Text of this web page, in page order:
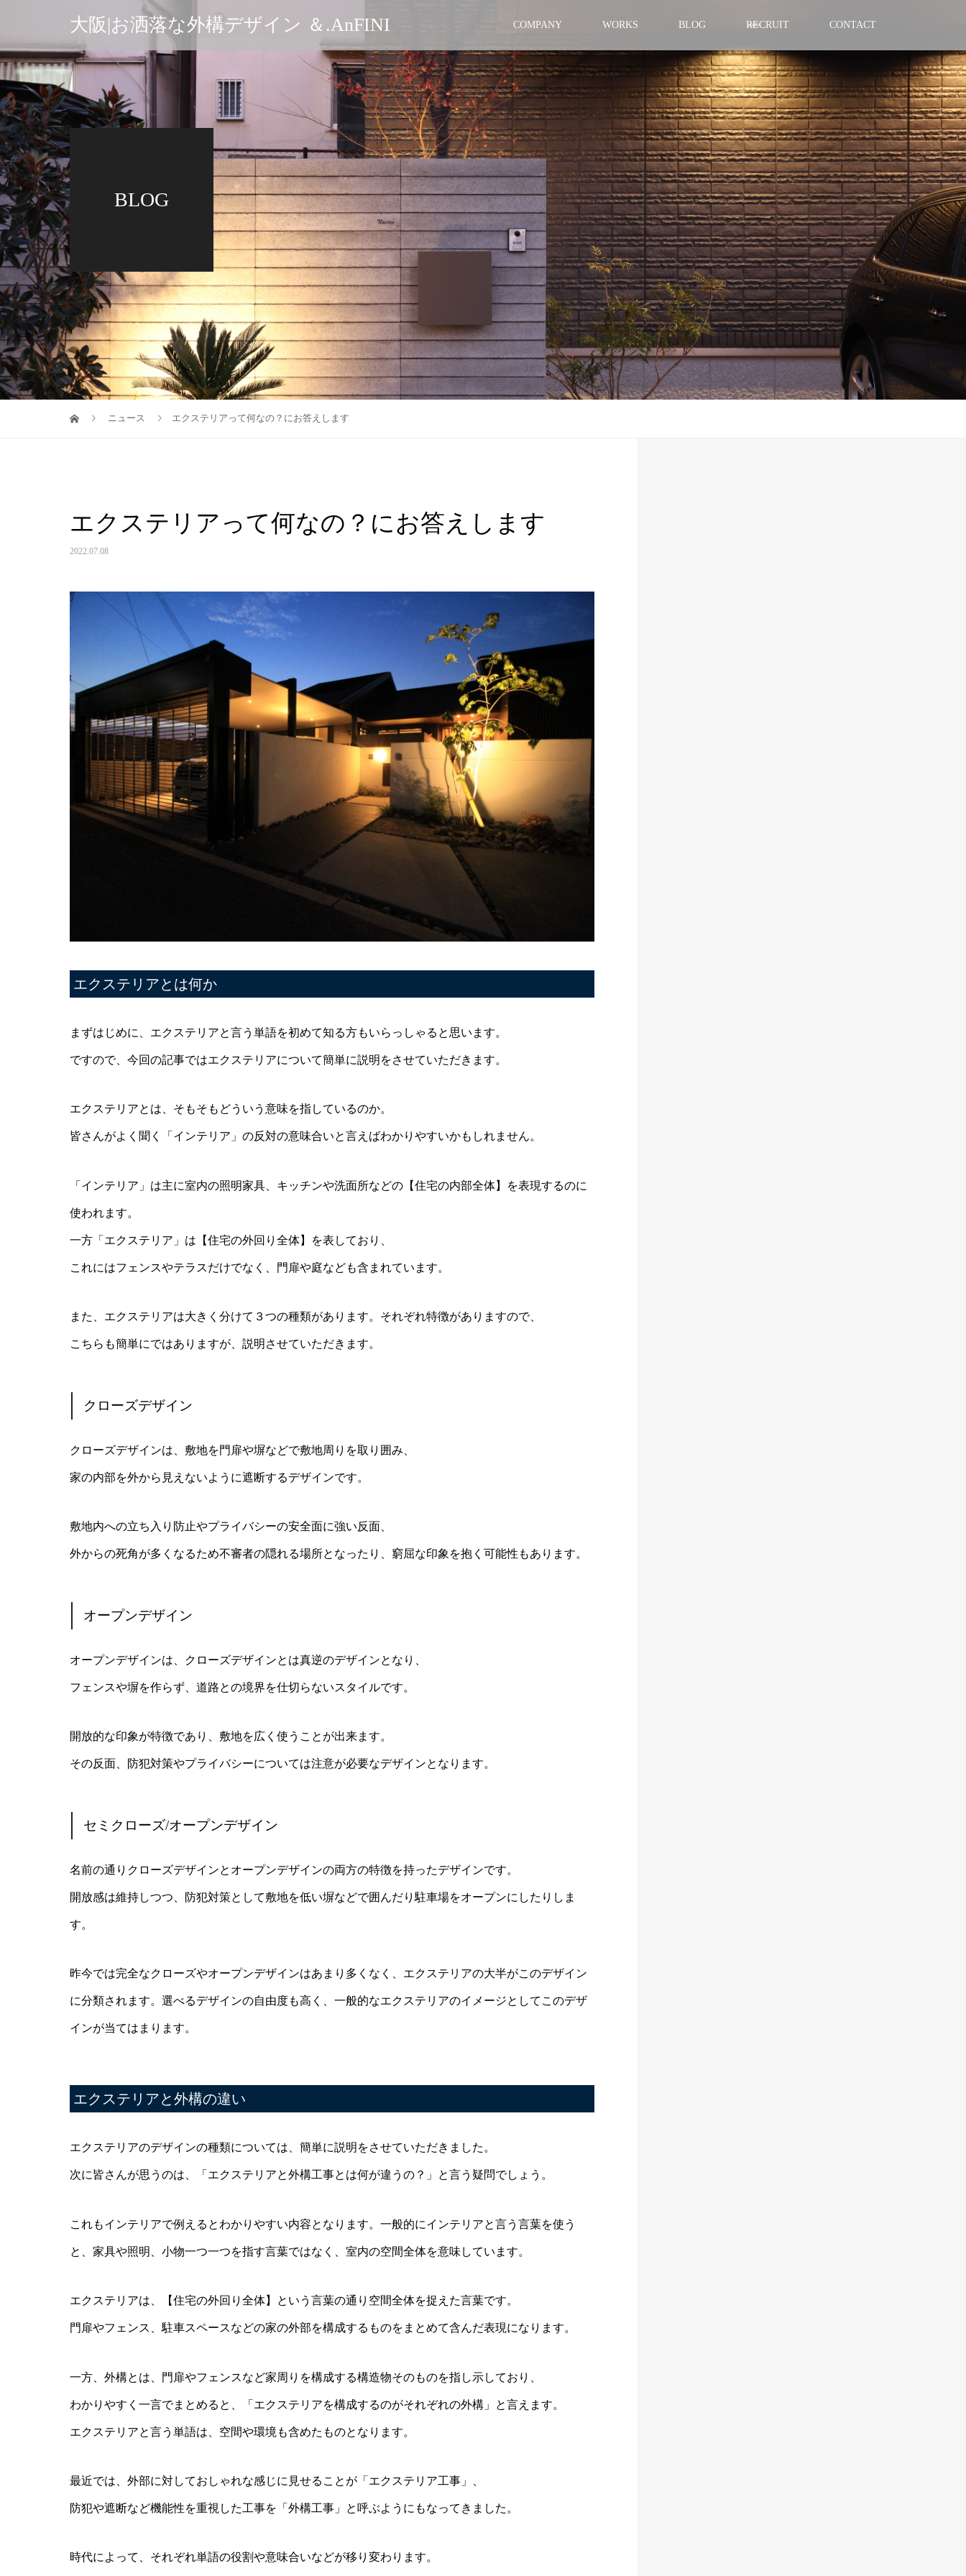
大阪|お洒落な外構デザイン ＆.AnFINI COMPANY WORKS BLOG RECRUIT CONTACT
BLOG
ニュース エクステリアって何なの？にお答えします
エクステリアって何なの？にお答えします
2022.07.08
エクステリアとは何か
まずはじめに、エクステリアと言う単語を初めて知る方もいらっしゃると思います。
ですので、今回の記事ではエクステリアについて簡単に説明をさせていただきます。
エクステリアとは、そもそもどういう意味を指しているのか。
皆さんがよく聞く「インテリア」の反対の意味合いと言えばわかりやすいかもしれません。
「インテリア」は主に室内の照明家具、キッチンや洗面所などの【住宅の内部全体】を表現するのに
使われます。
一方「エクステリア」は【住宅の外回り全体】を表しており、
これにはフェンスやテラスだけでなく、門扉や庭なども含まれています。
また、エクステリアは大きく分けて３つの種類があります。それぞれ特徴がありますので、
こちらも簡単にではありますが、説明させていただきます。
クローズデザイン
クローズデザインは、敷地を門扉や塀などで敷地周りを取り囲み、
家の内部を外から見えないように遮断するデザインです。
敷地内への立ち入り防止やプライバシーの安全面に強い反面、
外からの死角が多くなるため不審者の隠れる場所となったり、窮屈な印象を抱く可能性もあります。
オープンデザイン
オープンデザインは、クローズデザインとは真逆のデザインとなり、
フェンスや塀を作らず、道路との境界を仕切らないスタイルです。
開放的な印象が特徴であり、敷地を広く使うことが出来ます。
その反面、防犯対策やプライバシーについては注意が必要なデザインとなります。
セミクローズ/オープンデザイン
名前の通りクローズデザインとオープンデザインの両方の特徴を持ったデザインです。
開放感は維持しつつ、防犯対策として敷地を低い塀などで囲んだり駐車場をオープンにしたりしま
す。
昨今では完全なクローズやオープンデザインはあまり多くなく、エクステリアの大半がこのデザイン
に分類されます。選べるデザインの自由度も高く、一般的なエクステリアのイメージとしてこのデザ
インが当てはまります。
エクステリアと外構の違い
エクステリアのデザインの種類については、簡単に説明をさせていただきました。
次に皆さんが思うのは、「エクステリアと外構工事とは何が違うの？」と言う疑問でしょう。
これもインテリアで例えるとわかりやすい内容となります。一般的にインテリアと言う言葉を使う
と、家具や照明、小物一つ一つを指す言葉ではなく、室内の空間全体を意味しています。
エクステリアは、【住宅の外回り全体】という言葉の通り空間全体を捉えた言葉です。
門扉やフェンス、駐車スペースなどの家の外部を構成するものをまとめて含んだ表現になります。
一方、外構とは、門扉やフェンスなど家周りを構成する構造物そのものを指し示しており、
わかりやすく一言でまとめると、「エクステリアを構成するのがそれぞれの外構」と言えます。
エクステリアと言う単語は、空間や環境も含めたものとなります。
最近では、外部に対しておしゃれな感じに見せることが「エクステリア工事」、
防犯や遮断など機能性を重視した工事を「外構工事」と呼ぶようにもなってきました。
時代によって、それぞれ単語の役割や意味合いなどが移り変わります。